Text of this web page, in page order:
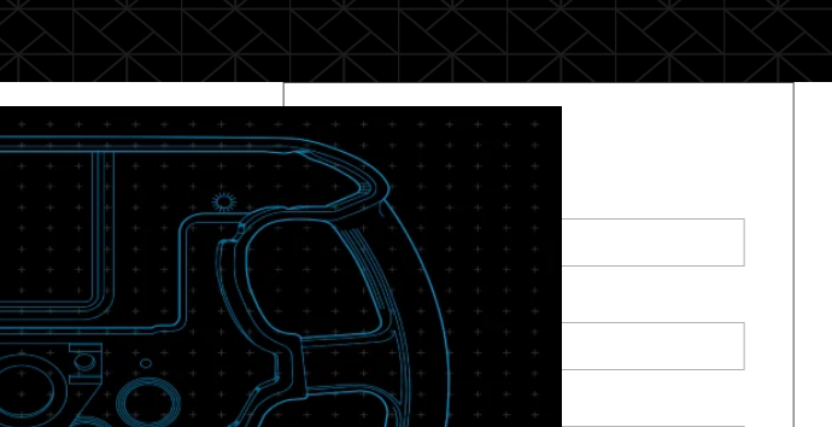
Register for Webinar
First Name
Last Name *
Business Email